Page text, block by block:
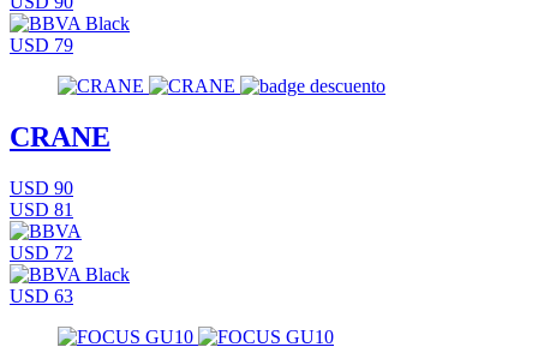
USD 79
CRANE
USD 90
USD 81
USD 72
USD 63